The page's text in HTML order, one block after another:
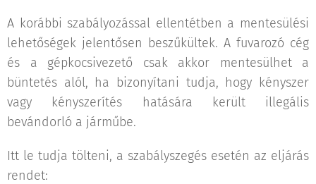
A korábbi szabályozással ellentétben a mentesülési
lehetőségek jelentősen beszűkültek. A fuvarozó cég
és a gépkocsivezető csak akkor mentesülhet a
büntetés alól, ha bizonyítani tudja, hogy kényszer
vagy kényszerítés hatására került illegális
bevándorló a járműbe.
Itt le tudja tölteni, a szabályszegés esetén az eljárás
rendet: